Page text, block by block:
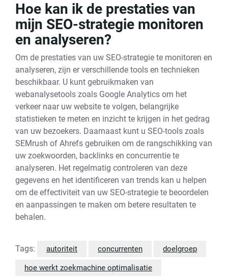
Hoe kan ik de prestaties van
mijn SEO-strategie monitoren
en analyseren?
Om de prestaties van uw SEO-strategie te monitoren en
analyseren, zijn er verschillende tools en technieken
beschikbaar. U kunt gebruikmaken van
webanalysetools zoals Google Analytics om het
verkeer naar uw website te volgen, belangrijke
statistieken te meten en inzicht te krijgen in het gedrag
van uw bezoekers. Daarnaast kunt u SEO-tools zoals
SEMrush of Ahrefs gebruiken om de rangschikking van
uw zoekwoorden, backlinks en concurrentie te
analyseren. Het regelmatig controleren van deze
gegevens en het identificeren van trends kan u helpen
om de effectiviteit van uw SEO-strategie te beoordelen
en aanpassingen te maken om betere resultaten te
behalen.
Tags: autoriteit concurrenten doelgroep
hoe werkt zoekmachine optimalisatie